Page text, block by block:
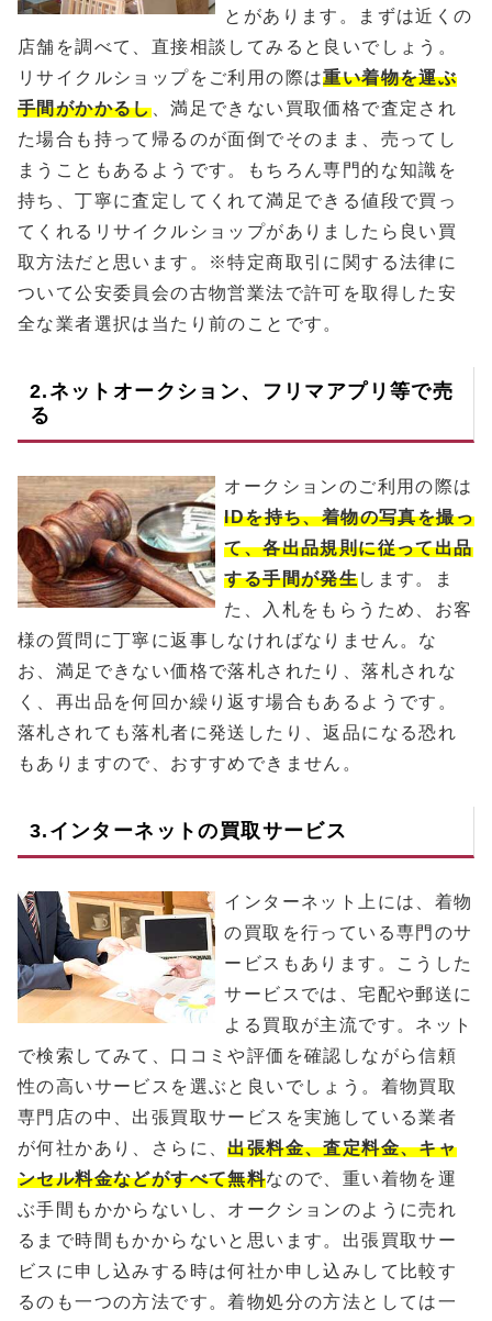
とがあります。まずは近くの
店舗を調べて、直接相談してみると良いでしょう。
リサイクルショップをご利用の際は重い着物を運ぶ
手間がかかるし、満足できない買取価格で査定され
た場合も持って帰るのが面倒でそのまま、売ってし
まうこともあるようです。もちろん専門的な知識を
持ち、丁寧に査定してくれて満足できる値段で買っ
てくれるリサイクルショップがありましたら良い買
取方法だと思います。※特定商取引に関する法律に
ついて公安委員会の古物営業法で許可を取得した安
全な業者選択は当たり前のことです。
2.ネットオークション、フリマアプリ等で売
る
オークションのご利用の際は
IDを持ち、着物の写真を撮っ
て、各出品規則に従って出品
する手間が発生します。ま
た、入札をもらうため、お客
様の質問に丁寧に返事しなければなりません。な
お、満足できない価格で落札されたり、落札されな
く、再出品を何回か繰り返す場合もあるようです。
落札されても落札者に発送したり、返品になる恐れ
もありますので、おすすめできません。
3.インターネットの買取サービス
インターネット上には、着物
の買取を行っている専門のサ
ービスもあります。こうした
サービスでは、宅配や郵送に
よる買取が主流です。ネット
で検索してみて、口コミや評価を確認しながら信頼
性の高いサービスを選ぶと良いでしょう。着物買取
専門店の中、出張買取サービスを実施している業者
が何社かあり、さらに、出張料金、査定料金、キャ
ンセル料金などがすべて無料なので、重い着物を運
ぶ手間もかからないし、オークションのように売れ
るまで時間もかからないと思います。出張買取サー
ビスに申し込みする時は何社か申し込みして比較す
るのも一つの方法です。着物処分の方法としては一